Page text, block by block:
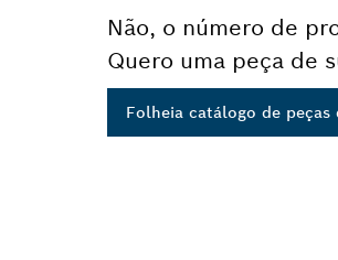
Não, o número de
Quero uma peça de
Folheia catálogo de peças